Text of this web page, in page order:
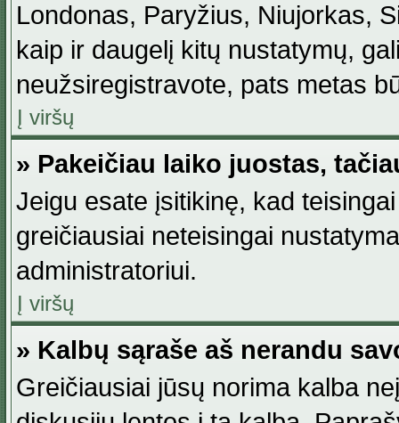
Londonas, Paryžius, Niujorkas,
kaip ir daugelį kitų nustatymų,
neužsiregistravote, pats metas
Į viršų
» Pakeičiau laiko juostas,
Jeigu esate įsitikinę, kad
greičiausiai neteisingai
administratoriui.
Į viršų
» Kalbų sąraše aš nerandu
Greičiausiai jūsų norima kalba